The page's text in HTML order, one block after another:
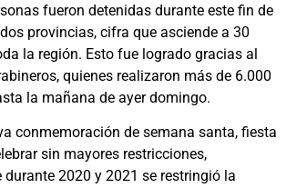
fueron detenidas durante este fin de
provincias, cifra que asciende a 30
la región. Esto fue logrado gracias al
quienes realizaron más de 6.000
la mañana de ayer domingo.
conmemoración de semana santa, fiesta
sin mayores restricciones,
2020 y 2021 se restringió la